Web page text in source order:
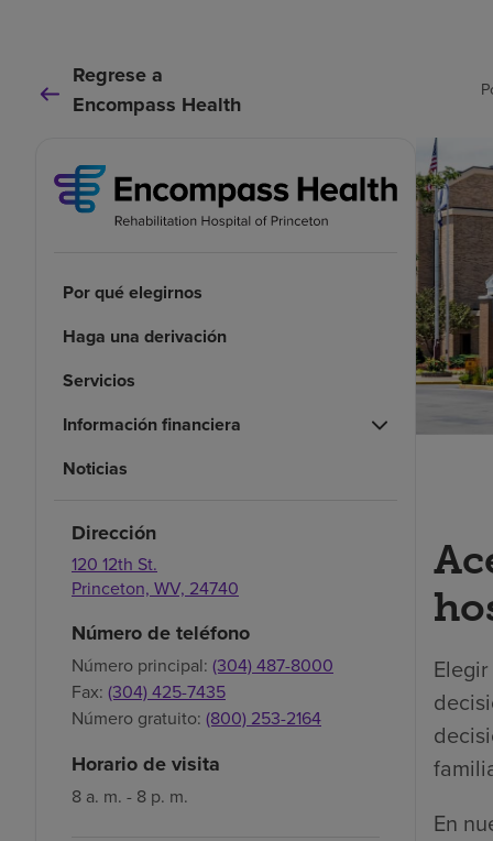
Regrese a
Encompass Health
Por qué elegirnos
Haga una derivación
Servicios
Información financiera
Noticias
Dirección
120 12th St.
Princeton, WV, 24740
Número de teléfono
Número principal: (304) 487-8000
Fax: (304) 425-7435
Número gratuito: (800) 253-2164
Horario de visita
8 a. m. - 8 p. m.
En